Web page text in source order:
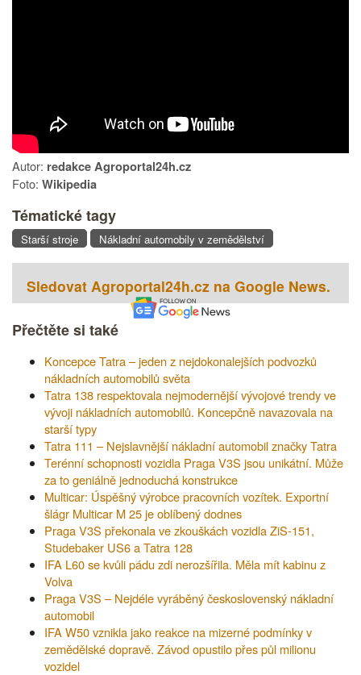
Autor: redakce Agroportal24h.cz
Foto: Wikipedia
Tématické tagy
Starší stroje Nákladní automobily v zemědělství
Sledovat Agroportal24h.cz na Google News.
Přečtěte si také
Koncepce Tatra – jeden z nejdokonalejších podvozků
nákladních automobilů světa
Tatra 138 respektovala nejmodernější vývojové trendy ve
vývoji nákladních automobilů. Koncepčně navazovala na
starší typy
Tatra 111 – Nejslavnější nákladní automobil značky Tatra
Terénní schopnosti vozidla Praga V3S jsou unikátní. Může
za to geniálně jednoduchá konstrukce
Multicar: Úspěšný výrobce pracovních vozítek. Exportní
šlágr Multicar M 25 je oblíbený dodnes
Praga V3S překonala ve zkouškách vozidla ZiS-151,
Studebaker US6 a Tatra 128
IFA L60 se kvůli pádu zdi nerozšířila. Měla mít kabinu z
Volva
Praga V3S – Nejdéle vyráběný československý nákladní
automobil
IFA W50 vznikla jako reakce na mizerné podmínky v
zemědělské dopravě. Závod opustilo přes půl milionu
vozidel